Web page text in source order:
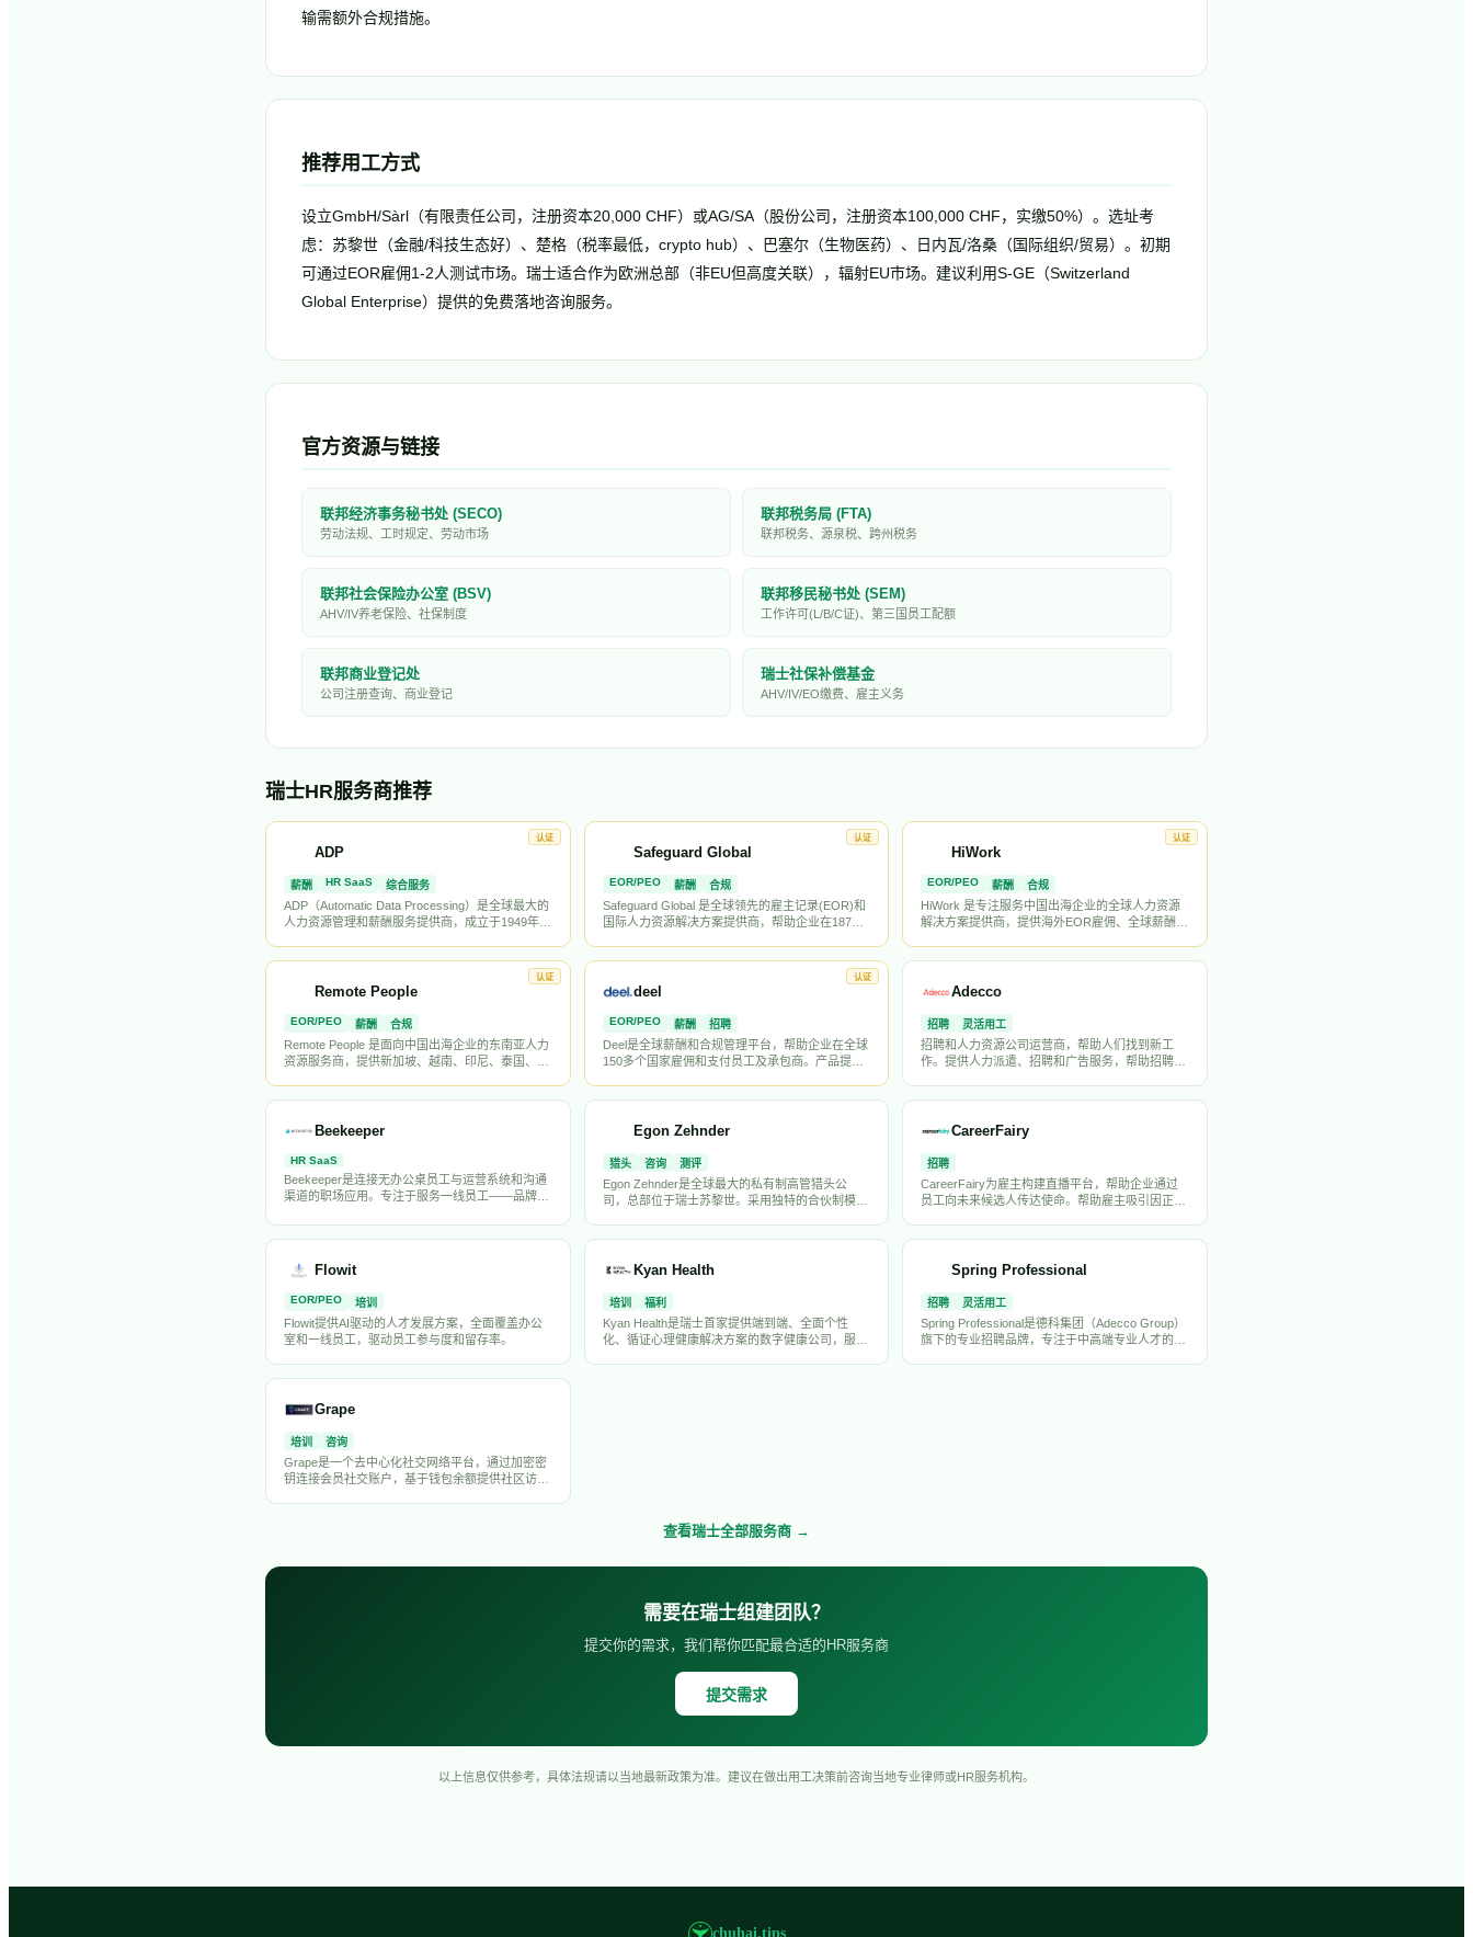
输需额外合规措施。
推荐用工方式
设立GmbH/Sàrl（有限责任公司，注册资本20,000 CHF）或AG/SA（股份公司，注册资本100,000 CHF，实缴50%）。选址考
虑：苏黎世（金融/科技生态好）、楚格（税率最低，crypto hub）、巴塞尔（生物医药）、日内瓦/洛桑（国际组织/贸易）。初期
可通过EOR雇佣1-2人测试市场。瑞士适合作为欧洲总部（非EU但高度关联），辐射EU市场。建议利用S-GE（Switzerland
Global Enterprise）提供的免费落地咨询服务。
官方资源与链接
联邦经济事务秘书处 (SECO)
劳动法规、工时规定、劳动市场
联邦税务局 (FTA)
联邦税务、源泉税、跨州税务
联邦社会保险办公室 (BSV)
AHV/IV养老保险、社保制度
联邦移民秘书处 (SEM)
工作许可(L/B/C证)、第三国员工配额
联邦商业登记处
公司注册查询、商业登记
瑞士社保补偿基金
AHV/IV/EO缴费、雇主义务
瑞士HR服务商推荐
认证
ADP
薪酬 HR SaaS 综合服务
ADP（Automatic Data Processing）是全球最大的
人力资源管理和薪酬服务提供商，成立于1949年，
管理、人才管理和HR外包服务。ADP拥有超过6万
名员工，年营收超过180亿美元，是标普500成分
股，也是全球HR科技行业的绝对巨头。
认证
Safeguard Global
EOR/PEO 薪酬 合规
Safeguard Global 是全球领先的雇主记录(EOR)和
国际人力资源解决方案提供商，帮助企业在187个
认证
HiWork
EOR/PEO 薪酬 合规
HiWork 是专注服务中国出海企业的全球人力资源
解决方案提供商，提供海外EOR雇佣、全球薪酬、
认证
Remote People
EOR/PEO 薪酬 合规
Remote People 是面向中国出海企业的东南亚人力
资源服务商，提供新加坡、越南、印尼、泰国、菲
认证
deel
EOR/PEO 薪酬 招聘
Deel是全球薪酬和合规管理平台，帮助企业在全球
150多个国家雇佣和支付员工及承包商。产品提供
Adecco
招聘 灵活用工
招聘和人力资源公司运营商，帮助人们找到新工
作。提供人力派遣、招聘和广告服务，帮助招聘方
Beekeeper
HR SaaS
Beekeeper是连接无办公桌员工与运营系统和沟通
渠道的职场应用。专注于服务一线员工——品牌形
和参与度，解决前线员工常被技术忽视的痛点。
Egon Zehnder
猎头 咨询 测评
Egon Zehnder是全球最大的私有制高管猎头公
司，总部位于瑞士苏黎世。采用独特的合伙制模式
国、日本、新加坡）拥有深厚积累，是出海企业高
管招聘的首选合作伙伴之一。
CareerFairy
招聘
CareerFairy为雇主构建直播平台，帮助企业通过
员工向未来候选人传达使命。帮助雇主吸引因正确
Flowit
EOR/PEO 培训
Flowit提供AI驱动的人才发展方案，全面覆盖办公
室和一线员工，驱动员工参与度和留存率。
Kyan Health
培训 福利
Kyan Health是瑞士首家提供端到端、全面个性
化、循证心理健康解决方案的数字健康公司，服务
Spring Professional
招聘 灵活用工
Spring Professional是德科集团（Adecco Group）
旗下的专业招聘品牌，专注于中高端专业人才的永
Grape
培训 咨询
Grape是一个去中心化社交网络平台，通过加密密
钥连接会员社交账户，基于钱包余额提供社区访问
查看瑞士全部服务商 →
需要在瑞士组建团队？
提交你的需求，我们帮你匹配最合适的HR服务商
提交需求
以上信息仅供参考，具体法规请以当地最新政策为准。建议在做出用工决策前咨询当地专业律师或HR服务机构。
chuhai.tips